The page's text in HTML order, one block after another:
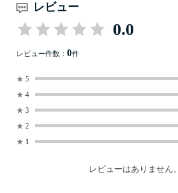
レビュー
0.0
レビュー件数： 0件
★ 5
★ 4
★ 3
★ 2
★ 1
レビューはありません。